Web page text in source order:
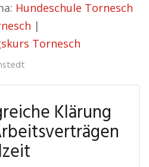
Hundeschule Tornesch
|
Tornesch
Klärung